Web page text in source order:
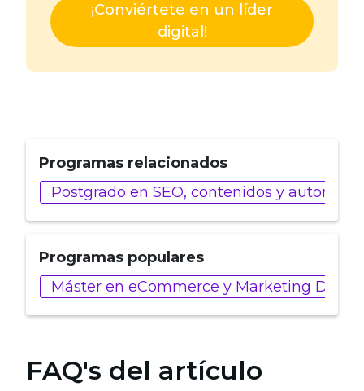
¡Conviértete en un líder
digital!
Programas relacionados
Postgrado en SEO, contenidos y
Programas populares
Máster en eCommerce y Marketing Digital
FAQ's del artículo